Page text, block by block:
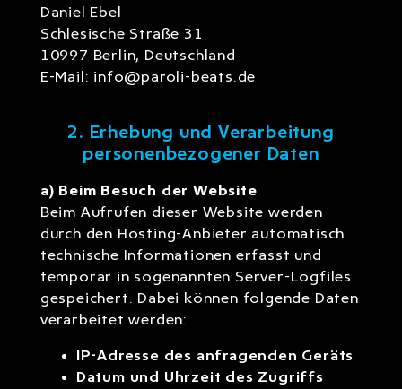
Daniel Ebel
Schlesische Straße 31
10997 Berlin, Deutschland
E-Mail: info@paroli-beats.de
2. Erhebung und Verarbeitung
personenbezogener Daten
a) Beim Besuch der Website
Beim Aufrufen dieser Website werden
durch den Hosting-Anbieter automatisch
technische Informationen erfasst und
temporär in sogenannten Server-Logfiles
gespeichert. Dabei können folgende Daten
verarbeitet werden:
IP-Adresse des anfragenden Geräts
Datum und Uhrzeit des Zugriffs